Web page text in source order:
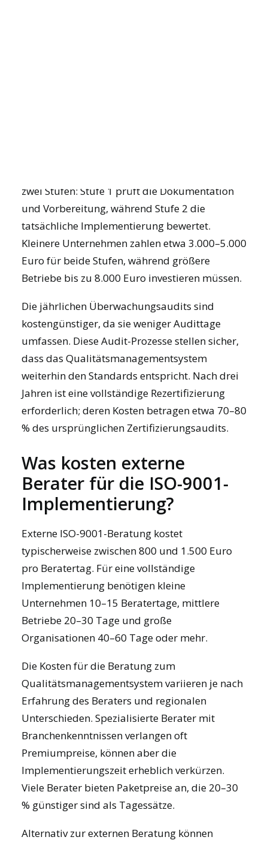
zwei Stufen: Stufe 1 prüft die Dokumentation
und Vorbereitung, während Stufe 2 die
tatsächliche Implementierung bewertet.
Kleinere Unternehmen zahlen etwa 3.000–5.000
Euro für beide Stufen, während größere
Betriebe bis zu 8.000 Euro investieren müssen.
Die jährlichen Überwachungsaudits sind
kostengünstiger, da sie weniger Audittage
umfassen. DieseAudit-Prozessestellen sicher,
dass das Qualitätsmanagementsystem
weiterhin den Standards entspricht. Nach drei
Jahren ist eine vollständige Rezertifizierung
erforderlich; deren Kosten betragen etwa 70–80
% des ursprünglichen Zertifizierungsaudits.
Was kosten externe
Berater für die ISO-9001-
Implementierung?
Externe ISO-9001-Beratung kostet
typischerweise zwischen 800 und 1.500 Euro
pro Beratertag. Für eine vollständige
Implementierung benötigen kleine
Unternehmen 10–15 Beratertage, mittlere
Betriebe 20–30 Tage und große
Organisationen 40–60 Tage oder mehr.
Die Kosten für die Beratung zum
Qualitätsmanagementsystem variieren je nach
Erfahrung des Beraters und regionalen
Unterschieden. Spezialisierte Berater mit
Branchenkenntnissen verlangen oft
Premiumpreise, können aber die
Implementierungszeit erheblich verkürzen.
Viele Berater bieten Paketpreise an, die 20–30
% günstiger sind als Tagessätze.
Alternativ zur externen Beratung können